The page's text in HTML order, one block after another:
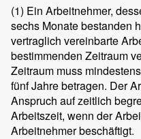
(1) Ein Arbeitnehmer,
sechs Monate bestanden
vertraglich vereinbarte
bestimmenden Zeitraum
Zeitraum muss
fünf Jahre betragen. Der
Anspruch auf zeitlich
Arbeitszeit, wenn der
Arbeitnehmer beschäftigt.